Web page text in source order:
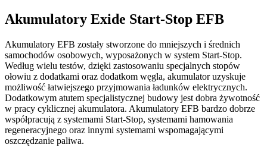
Akumulatory Exide Start-Stop EFB
Akumulatory EFB zostały stworzone do mniejszych i średnich
samochodów osobowych, wyposażonych w system Start-Stop.
Według wielu testów, dzięki zastosowaniu specjalnych stopów
ołowiu z dodatkami oraz dodatkom węgla, akumulator uzyskuje
możliwość łatwiejszego przyjmowania ładunków elektrycznych.
Dodatkowym atutem specjalistycznej budowy jest dobra żywotność
w pracy cyklicznej akumulatora. Akumulatory EFB bardzo dobrze
współpracują z systemami Start-Stop, systemami hamowania
regeneracyjnego oraz innymi systemami wspomagającymi
oszczędzanie paliwa.